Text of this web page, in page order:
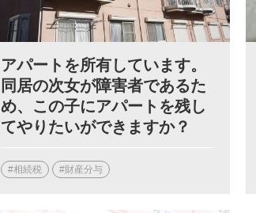
アパートを所有しています。
同居の次女が障害者であるた
め、この子にアパートを残し
てやりたいができますか？
#相続税 #財産分与